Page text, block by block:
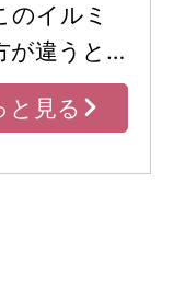
のイルミ
が違うと…
と見る